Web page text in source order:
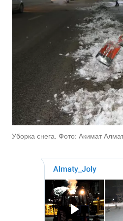
Уборка снега. Фото: Акимат